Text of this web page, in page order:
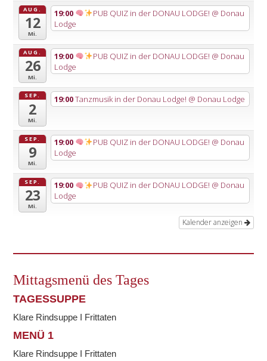
AUG.
12
Mi.
19:00 PUB QUIZ in der DONAU LODGE! @ Donau
Lodge
AUG.
26
Mi.
19:00 PUB QUIZ in der DONAU LODGE! @ Donau
Lodge
SEP.
2
Mi.
19:00Tanzmusik in der Donau Lodge! @ Donau Lodge
SEP.
9
Mi.
19:00 PUB QUIZ in der DONAU LODGE! @ Donau
Lodge
SEP.
23
Mi.
19:00 PUB QUIZ in der DONAU LODGE! @ Donau
Lodge
Kalender anzeigen
Mittagsmenü des Tages
TAGESSUPPE
Klare Rindsuppe I Frittaten
MENÜ 1
Klare Rindsuppe I Frittaten